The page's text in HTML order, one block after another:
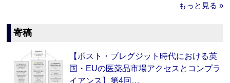
もっと見る »
寄稿
【ポスト・ブレグジット時代における英
国・EUの医薬品市場アクセスとコンプラ
イアンス】第4回…